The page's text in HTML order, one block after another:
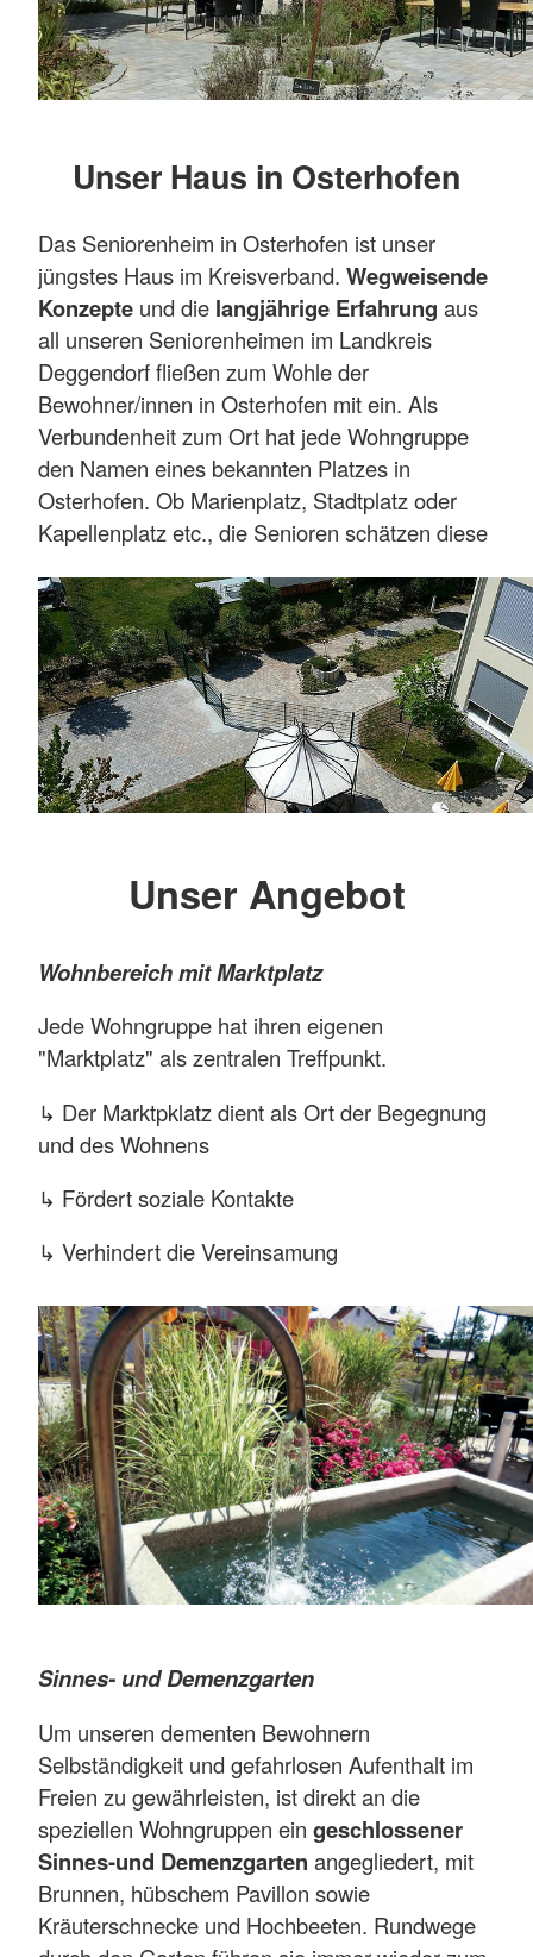
Unser Haus in Osterhofen
Das Seniorenheim in Osterhofen ist unser
jüngstes Haus im Kreisverband. Wegweisende
Konzepte und die langjährige Erfahrung aus
all unseren Seniorenheimen im Landkreis
Deggendorf fließen zum Wohle der
Bewohner/innen in Osterhofen mit ein. Als
Verbundenheit zum Ort hat jede Wohngruppe
den Namen eines bekannten Platzes in
Osterhofen. Ob Marienplatz, Stadtplatz oder
Kapellenplatz etc., die Senioren schätzen diese
riesig, wenn sie im eigenen Briefkasten Post
erhalten.
Das offene und helle Heim strahlt Behaglichkeit
und Wohlfühlatmosphäre aus und jeder fühlt
sich hier sofort willkommen.
Mehr anzeigen
Unser Angebot
Wohnbereich mit Marktplatz
Jede Wohngruppe hat ihren eigenen
"Marktplatz" als zentralen Treffpunkt.
↳ Der Marktpklatz dient als Ort der Begegnung
und des Wohnens
↳ Fördert soziale Kontakte
↳ Verhindert die Vereinsamung
↳ Bietet den perfekten Rahmen für den
geplanten Tagesablauf
Bei jedem zentralen Wohnbereich ist jeweils
einPflegestützpunkt mit
Schwesternzimmerintegriert, so dass die
Bewohner/innenrund um die
UhrAnsprechpartner und Betreuer finden.
Mehr anzeigen
Sinnes- und Demenzgarten
Um unseren dementen Bewohnern
Selbständigkeit und gefahrlosen Aufenthalt im
Freien zu gewährleisten, ist direkt an die
speziellen Wohngruppen ein geschlossener
Sinnes-und Demenzgarten angegliedert, mit
Brunnen, hübschem Pavillon sowie
Kräuterschnecke und Hochbeeten. Rundwege